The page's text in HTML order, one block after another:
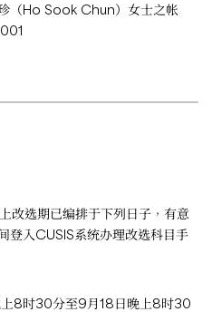
（Ho Sook Chun）女士之帐
改选期已编排于下列日子，有意
登入CUSIS系统办理改选科目手
8时30分至9月18日晚上8时30